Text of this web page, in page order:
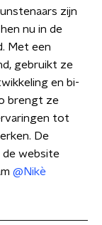
zijn
nu in de
Met een
gebruikt ze
en bi-
brengt ze
tot
De
de website
@Nikè